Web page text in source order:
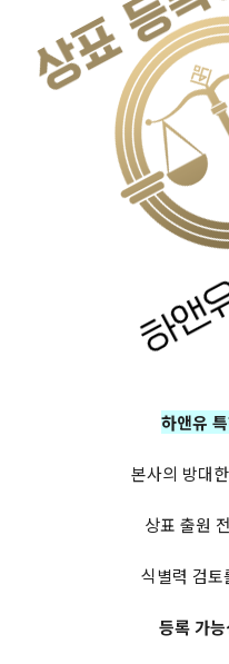
하앤유
본사의 방대
상표 출원
식별력 검토
등록 가